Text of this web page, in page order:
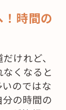
時間の
けれど、
くなると
のではな
の時間の